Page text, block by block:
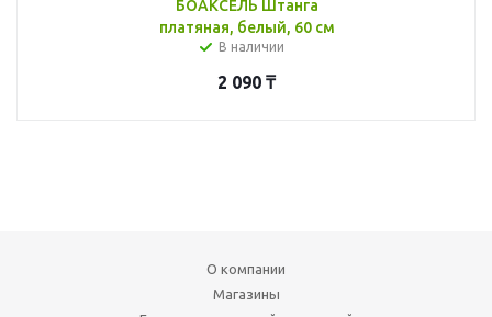
БОАКСЕЛЬ Штанга
платяная, белый, 60 см
В наличии
2 090 ₸
О компании
Магазины